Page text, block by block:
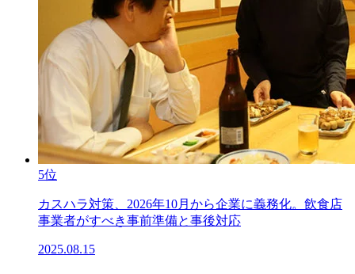
5位
カスハラ対策、2026年10月から企業に義務化。飲食店
事業者がすべき事前準備と事後対応
2025.08.15